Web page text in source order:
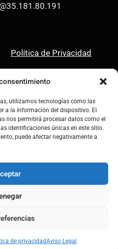
utilizamos tecnologías como las
a la información del dispositivo. El
nos permitirá procesar datos como el
identificaciones únicas en este sitio.
puede afectar negativamente a
de privacidadAviso Legal
Política de Privacidad
Instagram
reservados